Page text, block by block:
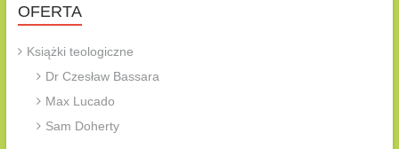
OFERTA
Książki teologiczne
Dr Czesław Bassara
Max Lucado
Sam Doherty